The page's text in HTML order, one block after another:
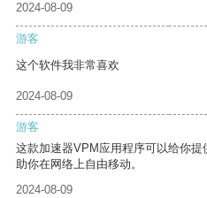
2024-08-09
游客
这个软件我非常喜欢
2024-08-09
游客
这款加速器VPM应用程序可以给你
助你在网络上自由移动。
2024-08-09